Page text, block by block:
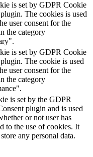
is set by GDPR Cookie
The cookies is used
user consent for the
the category
is set by GDPR Cookie
The cookie is used
user consent for the
the category
is set by the GDPR
plugin and is used
or not user has
to the use of cookies. It
any personal data.